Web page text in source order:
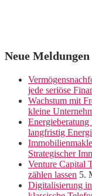
Neue Meldungen
jede seriöse
Wachstum mit
kleine
langfristig
Strategischer
Venture Capital
zählen lassen 5.
Digitalisierung